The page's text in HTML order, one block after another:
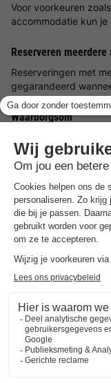
Voor voorkeuren
accommodatie kun
Reserveren
Reserveringen met
gegarandeerd
Waarborgsom
uiterlijk 1 dag voor
Adres